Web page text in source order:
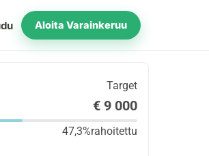
Aloita Varainkeruu
Target
€ 9 000
47,3%rahoitettu